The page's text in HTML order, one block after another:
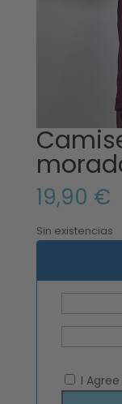
19,90 €
Sin existencias
I